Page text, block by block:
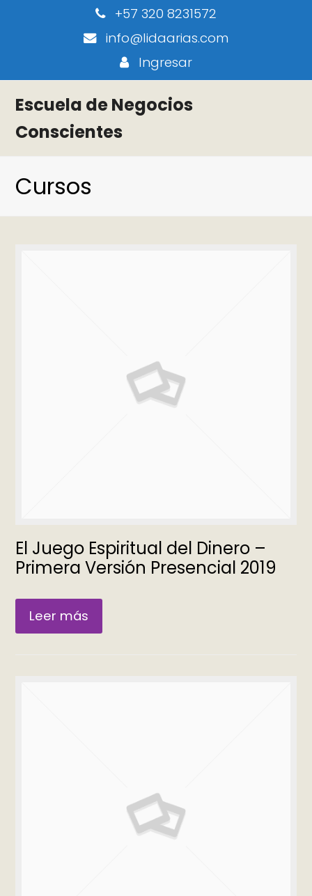
+57 320 8231572
info@lidaarias.com
Ingresar
Escuela de Negocios
Conscientes
Cursos
El Juego Espiritual del Dinero –
Primera Versión Presencial 2019
Leer más